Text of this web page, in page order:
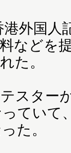
外国人
などを
た。
スター
ていて
た。